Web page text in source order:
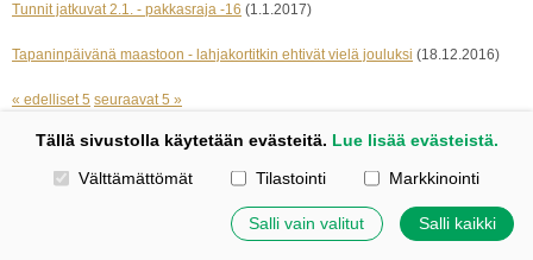
Tunnit jatkuvat 2.1. - pakkasraja -16 (1.1.2017)
Tapaninpäivänä maastoon - lahjakortitkin ehtivät vielä jouluksi (18.12.2016)
« edelliset 5 seuraavat 5 »
Tehty Yhdistysavaimella |Evästeet
Tällä sivustolla käytetään evästeitä. Lue lisää evästeistä.
Valitse käytettävät evästeet
Välttämättömät Tilastointi Markkinointi
Salli vain valitut Salli kaikki